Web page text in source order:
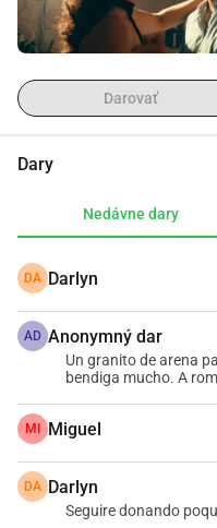
hlavných kinách v krajine.
Darovať
Dary
Nedávne dary
DA Darlyn
AD Anonymný dar
Un granito de arena
bendiga mucho. A
MI Miguel
DA Darlyn
Seguire donando